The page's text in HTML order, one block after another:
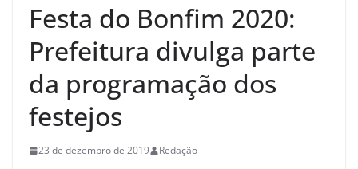
Festa do Bonfim 2020:
Prefeitura divulga parte
da programação dos
festejos
23 de dezembro de 2019 Redação